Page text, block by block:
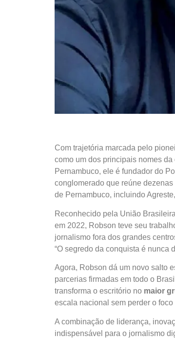
Com trajetória marcada pelo
como um dos principais nomes
Pernambuco, ele é fundador do
conglomerado que reúne
de Pernambuco, incluindo
Reconhecido pela União
em 2022, Robson teve seu
jornalismo fora dos grandes
“O segredo da conquista é nunca
Agora, Robson dá um novo salto
parcerias firmadas em todo o
transforma o escritório no maior
escala nacional sem perder o
A combinação de liderança,
indispensável para o jornalismo